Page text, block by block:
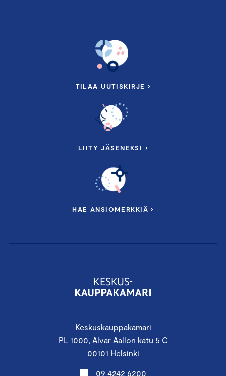
Keskuskauppakamari
PL 1000, Alvar Aallon katu 5 C
00101 Helsinki
09 4242 6200
TILAA UUTISKIRJE ›
LIITY JÄSENEKSI ›
HAE ANSIOMERKKIÄ ›